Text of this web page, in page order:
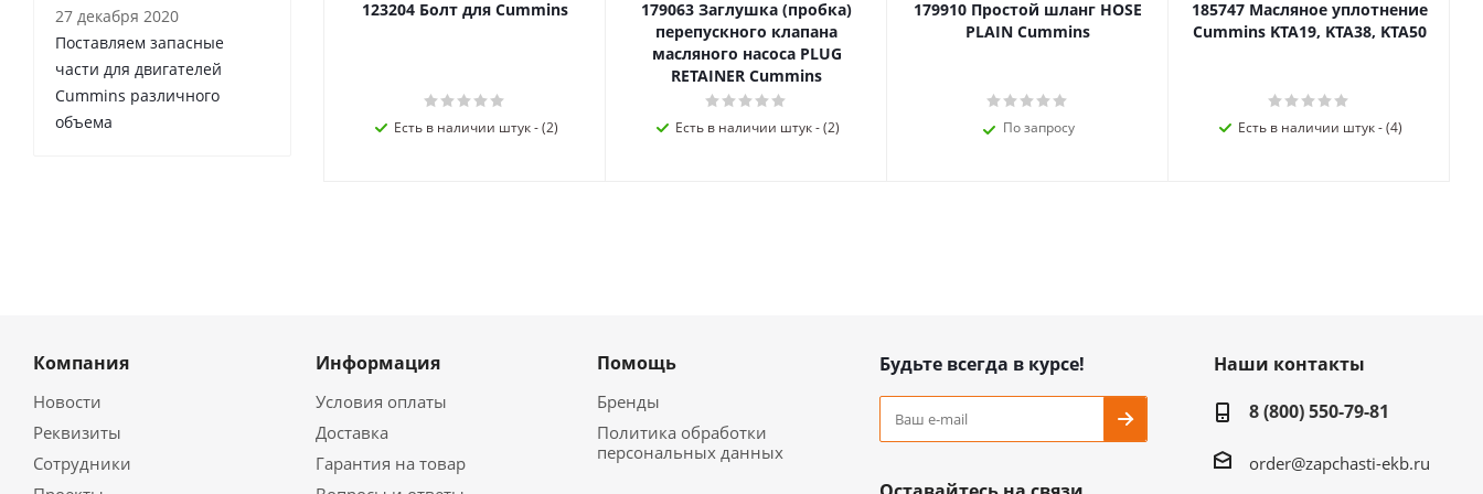
123204 Болт для Cummins
Есть в наличии штук - (2)
179063 Заглушка (пробка)
перепускного клапана
масляного насоса PLUG
RETAINER Cummins
Есть в наличии штук - (2)
179910 Простой шланг HOSE
PLAIN Cummins
По запросу
185747 Масляное уплотнение
Cummins KTA19, KTA38, KTA50
Есть в наличии штук - (4)
27 декабря 2020
Поставляем запасные
части для двигателей
Cummins различного
объема
Компания
Новости
Реквизиты
Сотрудники
Информация
Условия оплаты
Доставка
Гарантия на товар
Помощь
Бренды
Политика обработки
персональных данных
Будьте всегда в курсе!
Наши контакты
8 (800) 550-79-81
order@zapchasti-ekb.ru